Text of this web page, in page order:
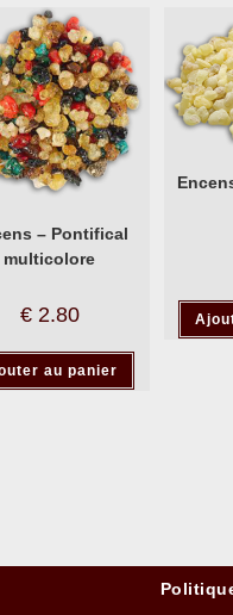
– Pontifical
multicolore
€2.80
au panier